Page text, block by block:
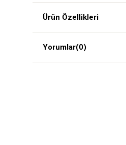
Ürün Özellikleri
Yorumlar(0)